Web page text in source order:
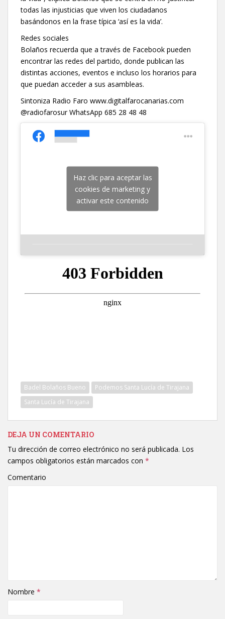
todas las injusticias que viven los ciudadanos
basándonos en la frase típica ‘así es la vida’.
Redes sociales
Bolaños recuerda que a través de Facebook pueden
encontrar las redes del partido, donde publican las
distintas acciones, eventos e incluso los horarios para
que puedan acceder a sus asambleas.
Sintoniza Radio Faro www.digitalfarocanarias.com
@radiofarosur WhatsApp 685 28 48 48
Haz clic para aceptar las
cookies de marketing y
activar este contenido
Badel Bolaños Bueno
Podemos Santa Lucía de Tirajana
Santa Lucía de Tirajana
DEJA UN COMENTARIO
Tu dirección de correo electrónico no será publicada. Los
campos obligatorios están marcados con *
Comentario
Nombre *